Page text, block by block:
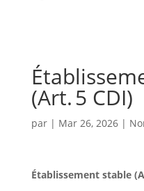
(Art. 5 CDI)
par | Mar 26, 2026|
Établissement stable